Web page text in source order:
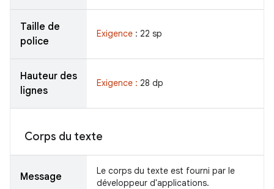
Taille de
police
Exigence : 22 sp
Hauteur des
lignes
Exigence : 28 dp
Corps du texte
Message
Le corps du texte est fourni par le
développeur d'applications.